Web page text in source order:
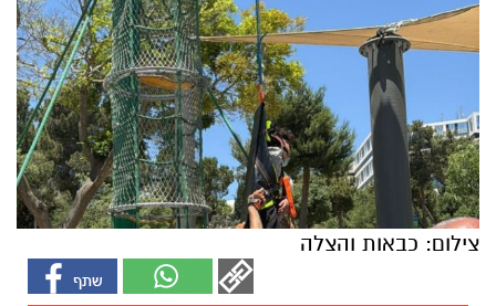
צילום: כבאות והצלה